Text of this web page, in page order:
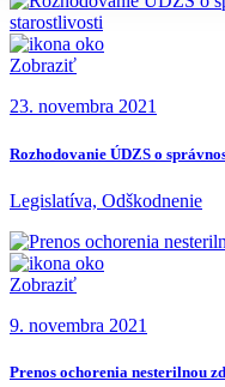
Zobraziť
23. novembra 2021
Rozhodovanie ÚDZS o
Legislatíva, Odškodnenie
Zobraziť
9. novembra 2021
Prenos ochorenia nesterilnou